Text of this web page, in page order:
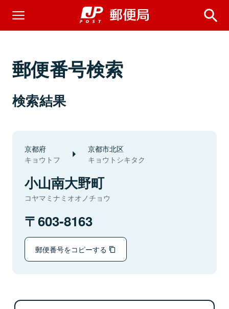
郵便番号検索
検索結果
京都府
キョウトフ
京都市北区
キョウトシキタク
小山南大野町
コヤマミナミオオノチョウ
603-8163
郵便番号をコピーする